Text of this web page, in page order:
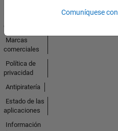
Comuníquese
confianza
Marcas
comerciales
Política de
privacidad
Antipiratería
Estado de las
aplicaciones
Información